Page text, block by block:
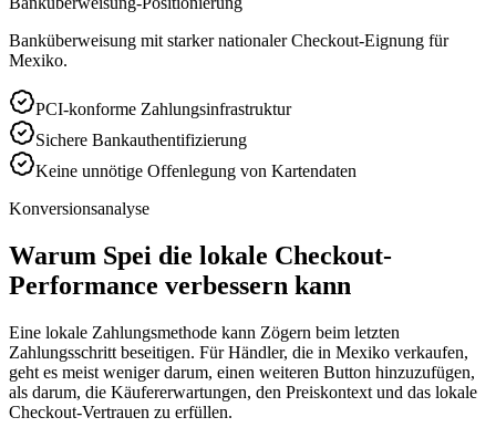
Banküberweisung mit starker nationaler Checkout-Eignung für
Mexiko.
PCI-konforme Zahlungsinfrastruktur
Sichere Bankauthentifizierung
Keine unnötige Offenlegung von Kartendaten
Konversionsanalyse
Warum Spei die lokale Checkout-
Performance verbessern kann
Eine lokale Zahlungsmethode kann Zögern beim letzten
Zahlungsschritt beseitigen. Für Händler, die in Mexiko verkaufen,
geht es meist weniger darum, einen weiteren Button hinzuzufügen,
als darum, die Käufererwartungen, den Preiskontext und das lokale
Checkout-Vertrauen zu erfüllen.